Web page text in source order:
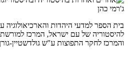
בית הספר למדעי היהדות והארכיאולוגיה
להיסטוריה של עם ישראל, המרכז
והמרכז לחקר התפוצות ע"ש גולדשטיין-